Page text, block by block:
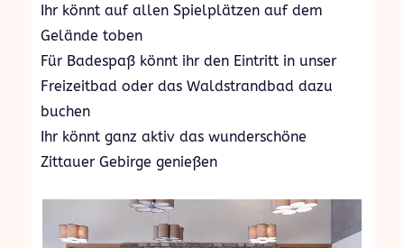
Ihr könnt auf allen Spielplätzen auf dem
Gelände toben
Für Badespaß könnt ihr den Eintritt in unser
Freizeitbad oder das Waldstrandbad dazu
buchen
Ihr könnt ganz aktiv das wunderschöne
Zittauer Gebirge genießen